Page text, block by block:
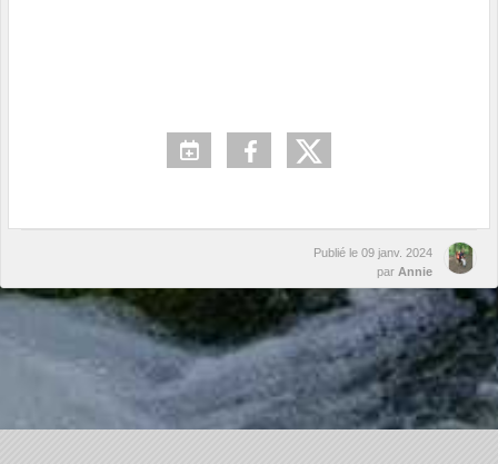
Publié le 09 janv. 2024
par Annie